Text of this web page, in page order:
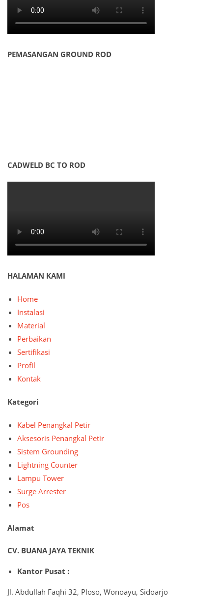
PEMASANGAN GROUND ROD
CADWELD BC TO ROD
HALAMAN KAMI
Home
Instalasi
Material
Perbaikan
Sertifikasi
Profil
Kontak
Kategori
Kabel Penangkal Petir
Aksesoris Penangkal Petir
Sistem Grounding
Lightning Counter
Lampu Tower
Surge Arrester
Pos
Alamat
CV. BUANA JAYA TEKNIK
Kantor Pusat :
Jl. Abdullah Faqhi 32, Ploso, Wonoayu, Sidoarjo